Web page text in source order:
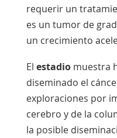
requerir un
es un tumor de
un crecimiento
El estadiomuestra
diseminado el
exploraciones por
cerebro y de la
la posible